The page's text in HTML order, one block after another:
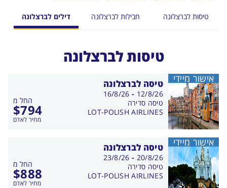
טיסות לברצלונה חבילות לברצלונה דילים לברצלונה
טיסות לברצלונה
טיסה לברצלונה
החל מ
$794
מחיר לאדם
בין
התאריכים,
12/8/26
-
16/8/26
טיסה סדירה
LOT-POLISH AIRLINES
אישור מיידי
טיסה לברצלונה
החל מ
$888
מחיר לאדם
בין
התאריכים,
20/8/26
-
23/8/26
טיסה סדירה
LOT-POLISH AIRLINES
אישור מיידי